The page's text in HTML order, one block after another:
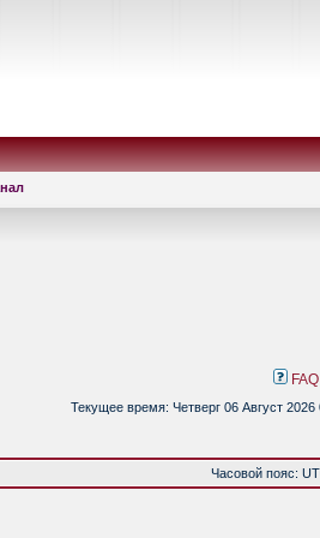
FAQ
Текущее время: Четверг 06 Август 2026
Часовой пояс: